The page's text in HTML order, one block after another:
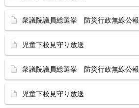
衆議院議員総選挙 防災行政無線公報
児童下校見守り放送
衆議院議員総選挙 防災行政無線公報
児童下校見守り放送